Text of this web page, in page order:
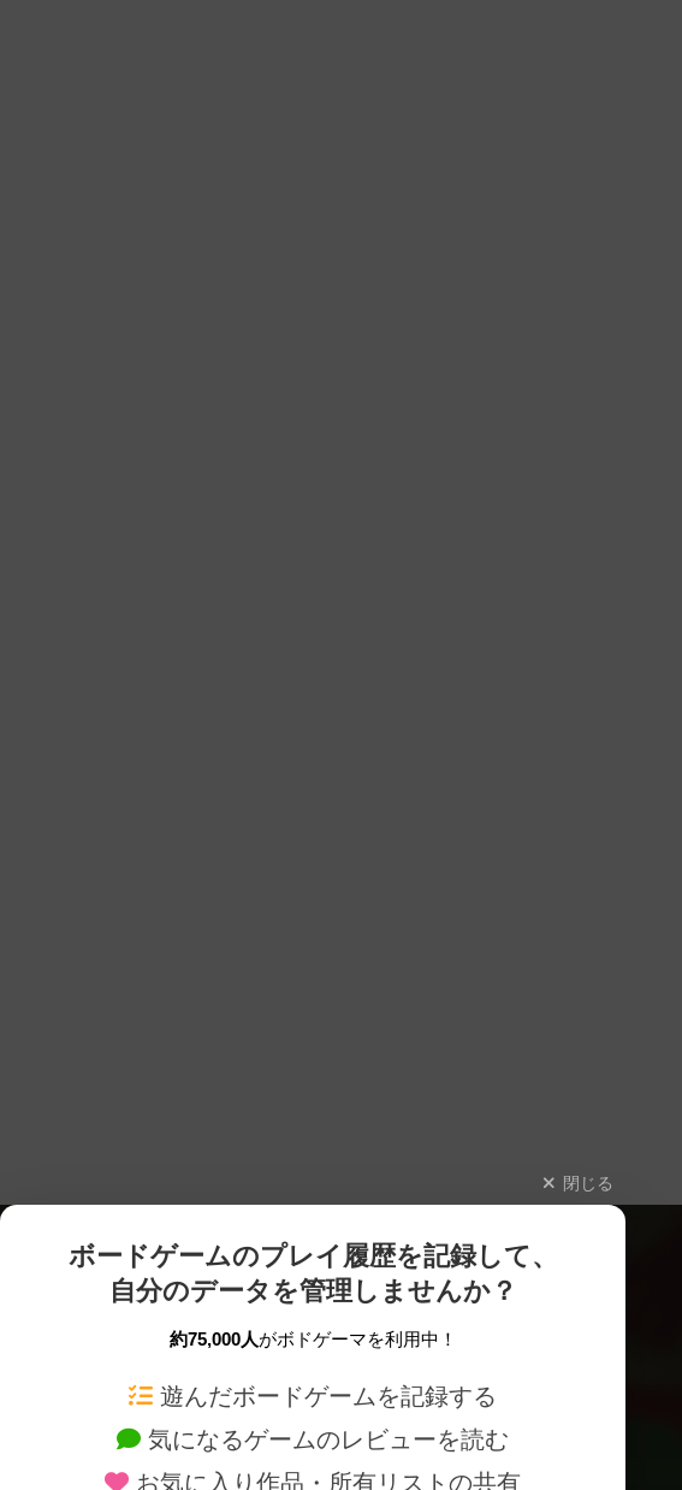
閉じる
ボードゲームのプレイ履歴を記録して、
自分のデータを管理しませんか？
約75,000人がボドゲーマを利用中！
遊んだボードゲームを記録する
気になるゲームのレビューを読む
お気に入り作品・所有リストの共有
ボードゲームを検索する 新作・再入荷情報